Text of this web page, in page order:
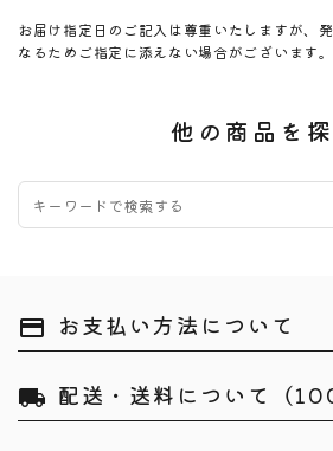
お届け指定日のご記入は尊重いたしますが、
なるためご指定に添えない場合がございます。
他の商品を
payment お支払い方法について
local_shipping 配送・送料について（